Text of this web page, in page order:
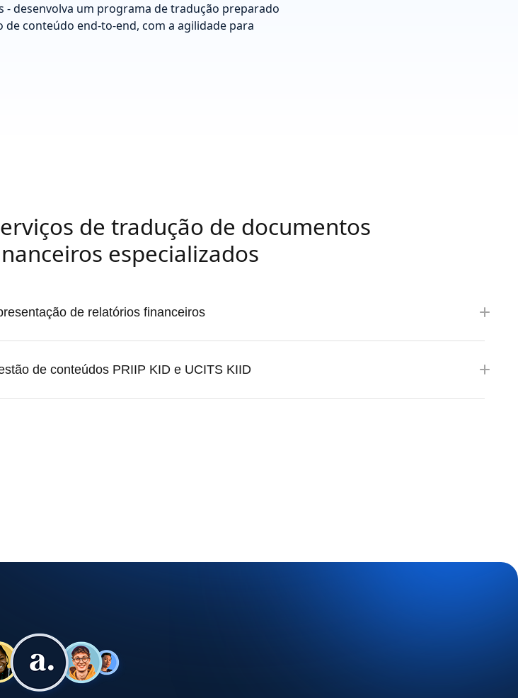
desenvolva um programa de tradução preparado
conteúdo end-to-end, com a agilidade para
de tradução de documentos
especializados
de relatórios financeiros
de conteúdos PRIIP KID e UCITS KIID